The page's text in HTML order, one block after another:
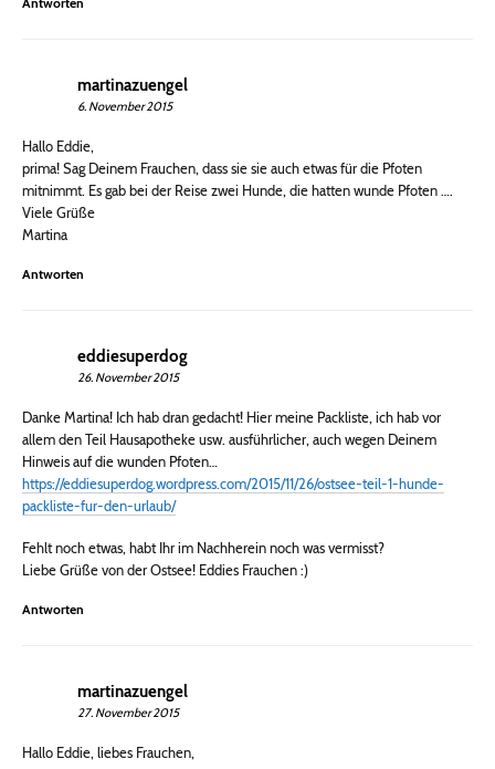
martinazuengel
6. November 2015
Hallo Eddie,
prima! Sag Deinem Frauchen, dass sie sie auch etwas für die Pfoten
mitnimmt. Es gab bei der Reise zwei Hunde, die hatten wunde Pfoten ….
Viele Grüße
Martina
Antworten
eddiesuperdog
26. November 2015
Danke Martina! Ich hab dran gedacht! Hier meine Packliste, ich hab vor
allem den Teil Hausapotheke usw. ausführlicher, auch wegen Deinem
Hinweis auf die wunden Pfoten…
https://eddiesuperdog.wordpress.com/2015/11/26/ostsee-teil-1-hunde-
packliste-fur-den-urlaub/
Fehlt noch etwas, habt Ihr im Nachherein noch was vermisst?
Liebe Grüße von der Ostsee! Eddies Frauchen :)
Antworten
martinazuengel
27. November 2015
Hallo Eddie, liebes Frauchen,